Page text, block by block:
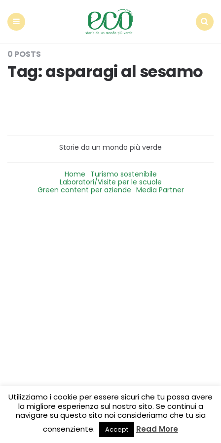
0 POSTS
Tag:asparagi al sesamo
Storie da un mondo più verde
Home Turismo sostenibile
Laboratori/Visite per le scuole
Green content per aziende Media Partner
Utilizziamo i cookie per essere sicuri che tu possa avere
la migliore esperienza sul nostro sito. Se continui a
navigare su questo sito noi consideriamo che tu sia
consenziente.
Accept Read More